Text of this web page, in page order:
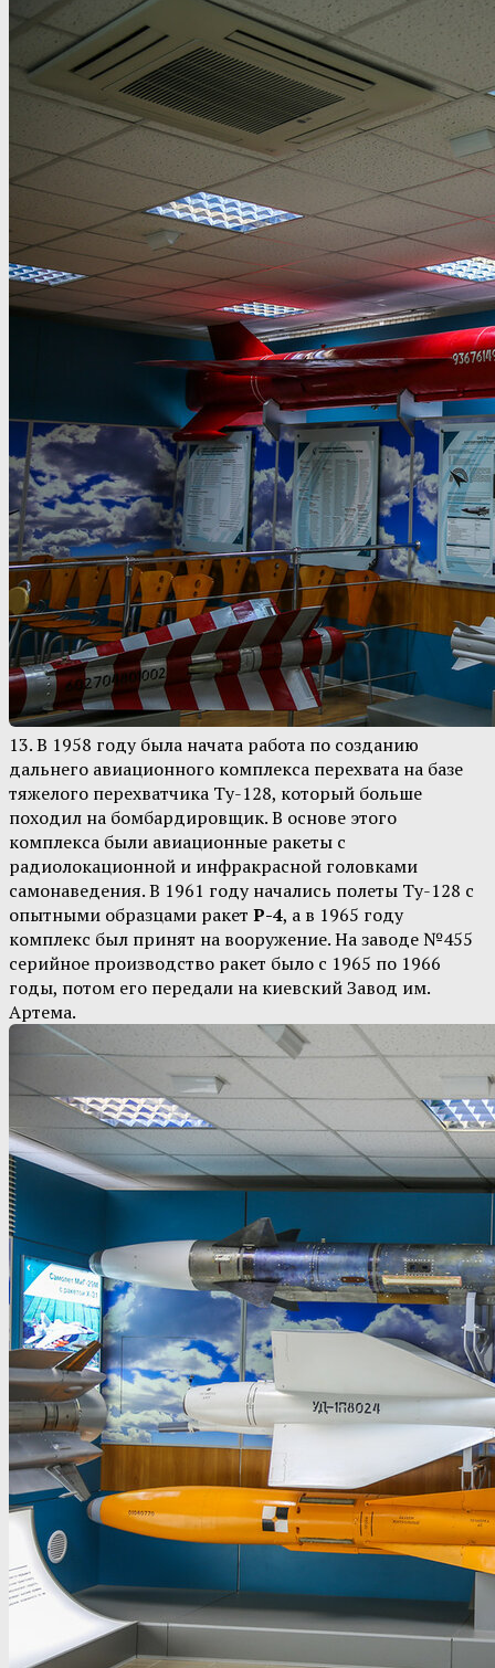
13. В 1958 году была начата работа по созданию
дальнего авиационного комплекса перехвата на базе
тяжелого перехватчика Ту-128, который больше
походил на бомбардировщик. В основе этого
комплекса были авиационные ракеты с
радиолокационной и инфракрасной головками
самонаведения. В 1961 году начались полеты Ту-128 с
опытными образцами ракет Р-4, а в 1965 году
комплекс был принят на вооружение. На заводе №455
серийное производство ракет было с 1965 по 1966
годы, потом его передали на киевский Завод им.
Артема.